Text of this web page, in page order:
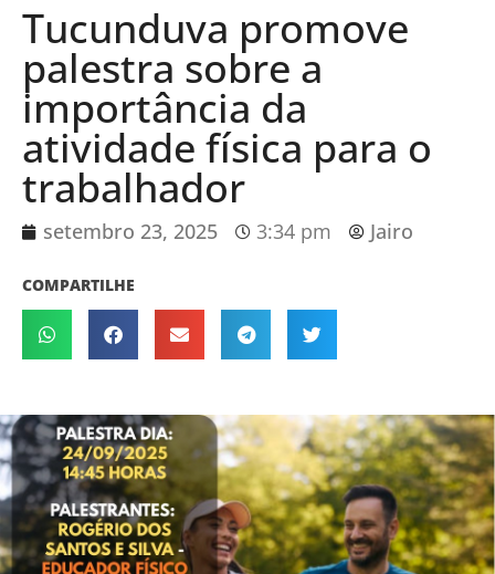
Tucunduva promove
palestra sobre a
importância da
atividade física para o
trabalhador
setembro 23, 2025 3:34 pm Jairo
COMPARTILHE